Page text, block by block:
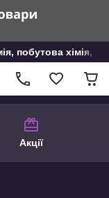
побутова хімія,
Акції